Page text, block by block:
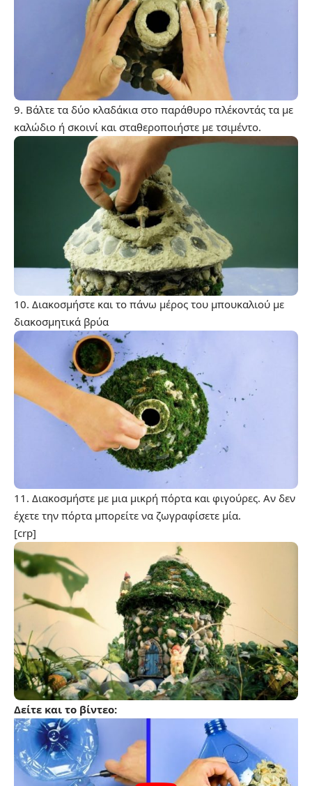
9. Βάλτε τα δύο κλαδάκια στο παράθυρο πλέκοντάς τα με
καλώδιο ή σκοινί και σταθεροποιήστε με τσιμέντο.
10. Διακοσμήστε και το πάνω μέρος του μπουκαλιού με
διακοσμητικά βρύα
11. Διακοσμήστε με μια μικρή πόρτα και φιγούρες. Αν δεν
έχετε την πόρτα μπορείτε να ζωγραφίσετε μία.
[crp]
Δείτε και το βίντεο: